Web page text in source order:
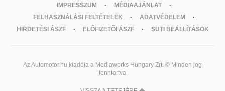
IMPRESSZUM
MÉDIAAJÁNLAT
FELHASZNÁLÁSI FELTÉTELEK
ADATVÉDELEM
HIRDETÉSI ÁSZF
ELŐFIZETŐI ÁSZF SÜTI BEÁLLÍTÁSOK
Az Automotor.hu kiadója a Mediaworks Hungary Zrt. © Minden jog
fenntartva